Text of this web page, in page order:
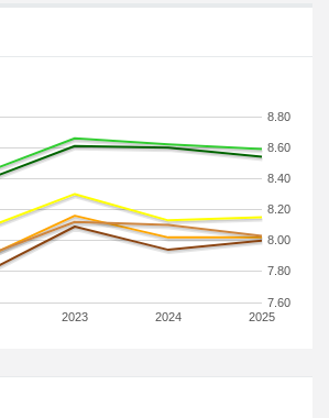
2023 2024 2025
7.60
7.80
8.00
8.20
8.40
8.60
8.80